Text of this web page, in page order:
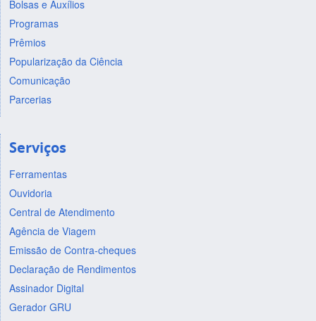
Bolsas e Auxílios
Programas
Prêmios
Popularização da Ciência
Comunicação
Parcerias
Serviços
Ferramentas
Ouvidoria
Central de Atendimento
Agência de Viagem
Emissão de Contra-cheques
Declaração de Rendimentos
Assinador Digital
Gerador GRU